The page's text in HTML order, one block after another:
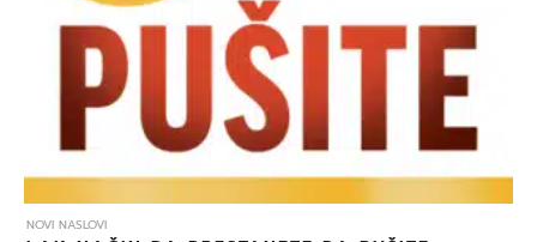
NOVI NASLOVI